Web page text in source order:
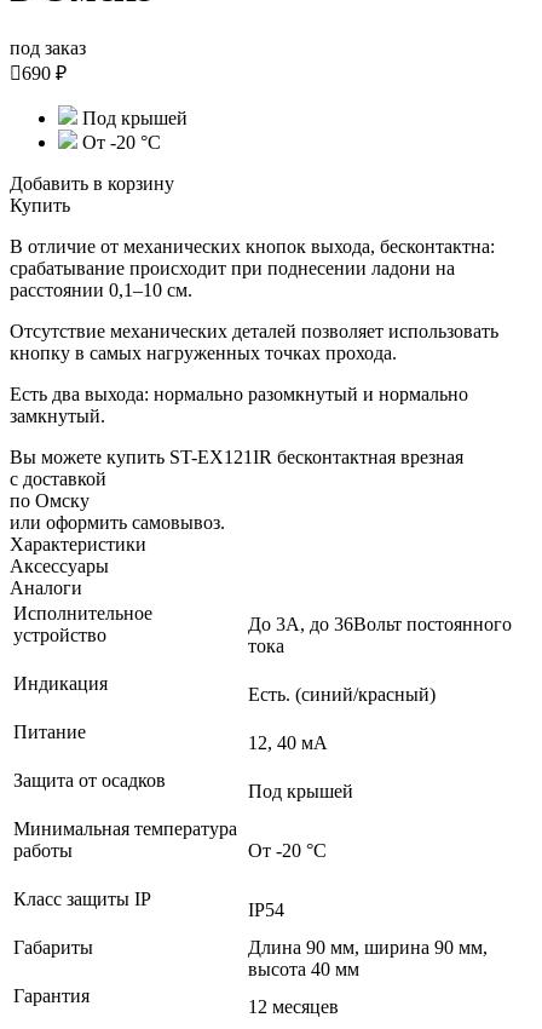
под заказ
690 ₽
Под крышей
От -20 °C
Добавить в корзину
Купить
В отличие от механических кнопок выхода, бесконтактна:
срабатывание происходит при поднесении ладони на
расстоянии 0,1–10 см.
Отсутствие механических деталей позволяет использовать
кнопку в самых нагруженных точках прохода.
Есть два выхода: нормально разомкнутый и нормально
замкнутый.
Вы можете купить ST-EX121IR бесконтактная врезная
с доставкой
по Омску
или оформить самовывоз.
Характеристики
Аксессуары
Аналоги
Исполнительное
устройство
До 3А, до 36Вольт постоянного
тока
Индикация
Есть. (синий/красный)
Питание
12, 40 мА
Защита от осадков
Под крышей
Минимальная температура
работы
От -20 °C
Класс защиты IP
IP54
Габариты
Длина 90 мм, ширина 90 мм,
высота 40 мм
Гарантия
12 месяцев